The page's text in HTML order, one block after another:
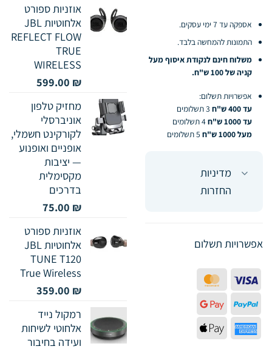
אספקה עד 7 ימי עסקים.
התמונות להמחשה בלבד.
משלוח חינם לנקודת איסוף מעל
קניה של 100 ש"ח.
אפשרויות תשלום:
עד 400 ש"ח
3 תשלומים
עד 1000 ש"ח
4 תשלומים
מעל 1000 ש"ח
5 תשלומים
מדיניות
החזרות
אפשרויות תשלום
Visa
PayPal
Google
PayAmerican
Express
Apple
Pay
אוזניות ספורט
אלחוטיות JBL
REFLECT FLOW
TRUE
WIRELESS
599.00 ₪
מחזיק טלפון
אוניברסלי
לקורקינט חשמלי,
אופניים ואופנוע
— יציבות
מקסימלית
בדרכים
75.00 ₪
אוזניות ספורט
אלחוטיות JBL
TUNE T120
True Wireless
359.00 ₪
רמקול נייד
אלחוטי לשיחות
ועידה בחיבור